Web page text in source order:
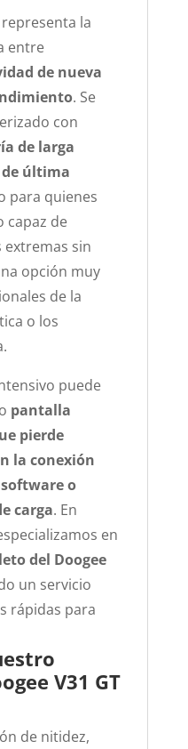
representa la
entre
de nueva
. Se
con
de larga
última
para quienes
capaz de
sin
opción muy
de la
o los
puede
pantalla
pierde
la conexión
o
carga. En
en
del Doogee
un servicio
rápidas para
V31 GT
de nitidez,